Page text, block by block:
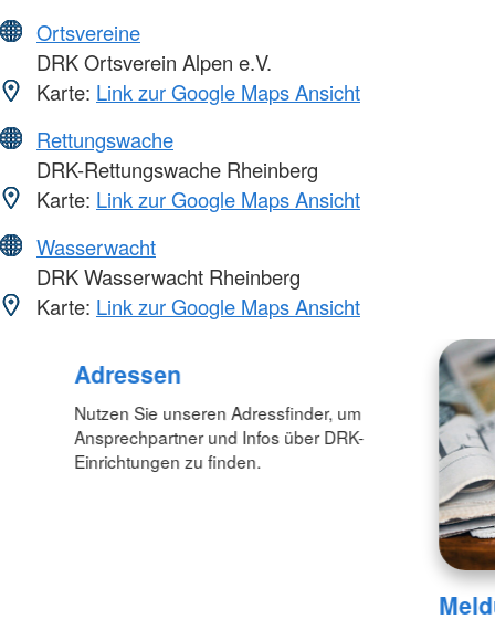
Ortsvereine
DRK Ortsverein Alpen e.V.
Karte: Link zur Google Maps Ansicht
Rettungswache
DRK-Rettungswache Rheinberg
Karte: Link zur Google Maps Ansicht
Wasserwacht
DRK Wasserwacht Rheinberg
Karte: Link zur Google Maps Ansicht
Adressen
Nutzen Sie unseren Adressfinder, um
Ansprechpartner und Infos über DRK-
Einrichtungen zu finden.